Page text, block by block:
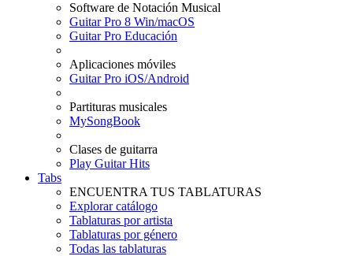
Software de Notación Musical
Guitar Pro 8 Win/macOS
Guitar Pro Educación
Aplicaciones móviles
Guitar Pro iOS/Android
Partituras musicales
MySongBook
Clases de guitarra
Play Guitar Hits
Tabs
ENCUENTRA TUS TABLATURAS
Explorar catálogo
Tablaturas por artista
Tablaturas por género
Todas las tablaturas